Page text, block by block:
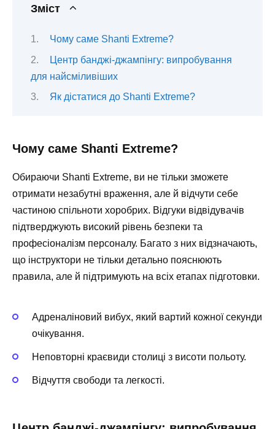
Зміст
Чому саме Shanti Extreme?
Центр банджі-джампінгу: випробування
для найсміливіших
Як дістатися до Shanti Extreme?
Чому саме Shanti Extreme?
Обираючи Shanti Extreme, ви не тільки зможете
отримати незабутні враження, але й відчути себе
частиною спільноти хоробрих. Відгуки відвідувачів
підтверджують високий рівень безпеки та
професіоналізм персоналу. Багато з них відзначають,
що інструктори не тільки детально пояснюють
правила, але й підтримують на всіх етапах підготовки.
Адреналіновий вибух, який вартий кожної секунди
очікування.
Неповторні краєвиди столиці з висоти польоту.
Відчуття свободи та легкості.